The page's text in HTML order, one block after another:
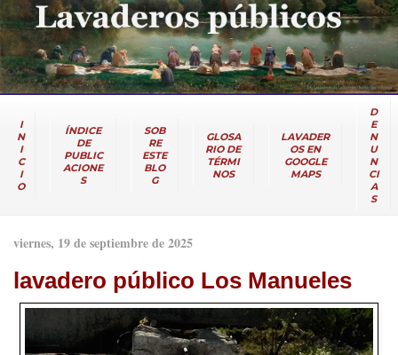
I
N
I
C
I
O
ÍNDICE
DE
PUBLIC
ACIONE
S
SOB
RE
ESTE
BLO
G
GLOSA
RIO DE
TÉRMI
NOS
LAVADER
OS EN
GOOGLE
MAPS
D
E
N
U
N
CI
A
S
viernes, 19 de septiembre de 2025
lavadero público Los Manueles